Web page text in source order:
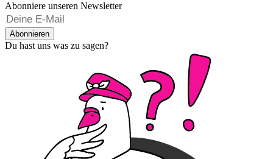
Abonniere unseren Newsletter
Abonnieren
Du hast uns was zu sagen?